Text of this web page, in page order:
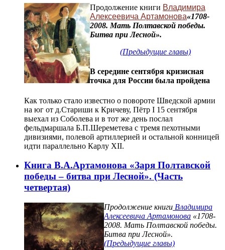
Продолжение книги Владимира
Алексеевича Артамонова«1708-
2008. Мать Полтавской победы.
Битва при Лесной».
(Предыдущие главы)
В середине сентября кризисная
точка для России была пройдена
Как только стало известно о повороте Шведской армии
на юг от д.Стариши к Кричеву, Пётр I 15 сентября
выехал из Соболева и в тот же день послал
фельдмаршала Б.П.Шереметева с тремя пехотными
дивизиями, полевой артиллерией и остальной конницей
идти параллельно Карлу XII.
Книга В.А.Артамонова «Заря Полтавской
победы – битва при Лесной». (Часть
четвертая)
Продолжение книги Владимира
Алексеевича Артамонова «1708-
2008. Мать Полтавской победы.
Битва при Лесной».
(Предыдущие главы)